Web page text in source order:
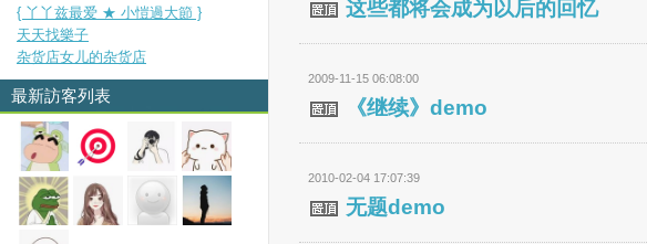
这些都将会成为以后的回忆
2009-11-15 06:08:00
《继续》demo
2010-02-04 17:07:39
无题demo
{ 丫丫兹最爱 ★ 小愷過大節 }
天天找樂子
杂货店女儿的杂货店
最新訪客列表